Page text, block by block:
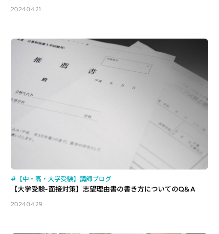
2024.04.21
#【中・高・大学受験】講師ブログ
【大学受験-面接対策】志望理由書の書き方についてのQ&A
2024.04.29